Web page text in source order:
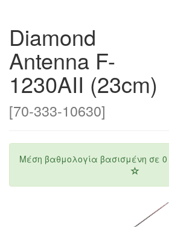
Diamond
Antenna F-
1230AII (23cm)
[70-333-10630]
Μέση βαθμολογία βασισμένη σε 0